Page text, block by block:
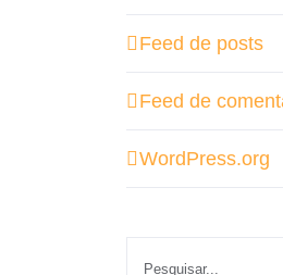
Feed de posts
Feed de
WordPress.org